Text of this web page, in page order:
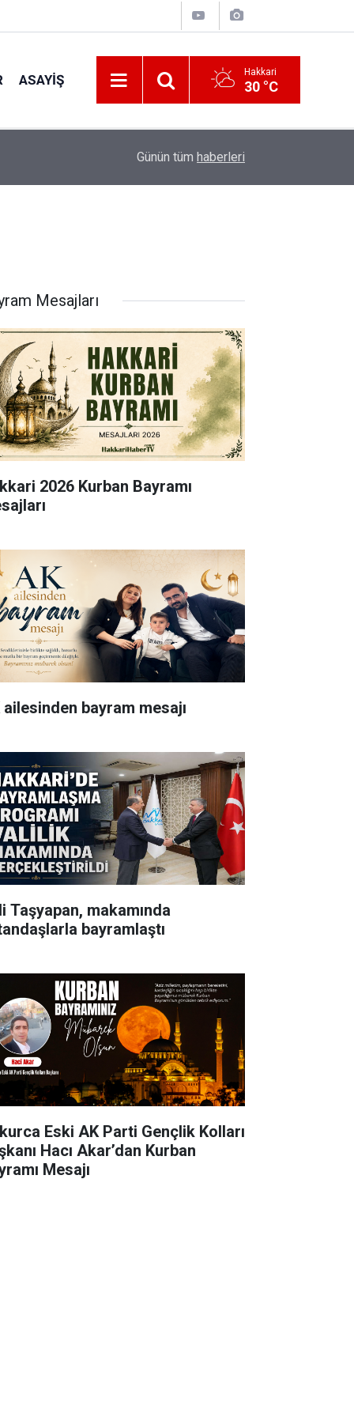
ASAYIŞ Hakkari
30 °C
Yüksekova’da çiftçilerin zorlu hasat mesaisi
Günün tüm haberleri
Mesajları
2026 Kurban Bayramı
ailesinden bayram mesajı
Taşyapan, makamında
bayramlaştı
Eski AK Parti Gençlik Kolları
Hacı Akar’dan Kurban
Mesajı